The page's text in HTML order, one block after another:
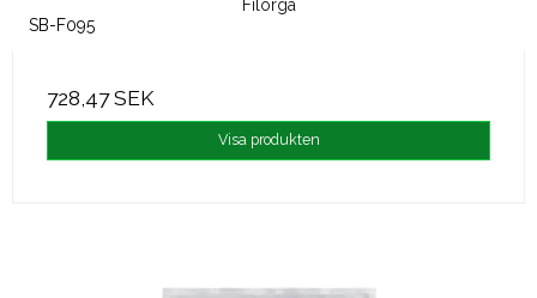
Filorga
SB-F095
728,47 SEK
Visa produkten